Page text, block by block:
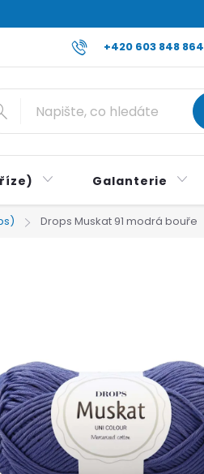
+420 603 848 864
Reklamace a vrácení zboží
Galanterie
Drops Muskat 91 modrá bouře